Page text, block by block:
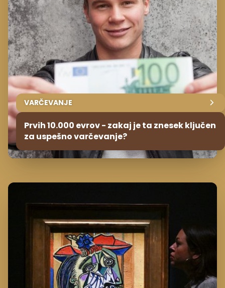
VARČEVANJE
Prvih 10.000 evrov - zakaj je ta znesek ključen
za uspešno varčevanje?